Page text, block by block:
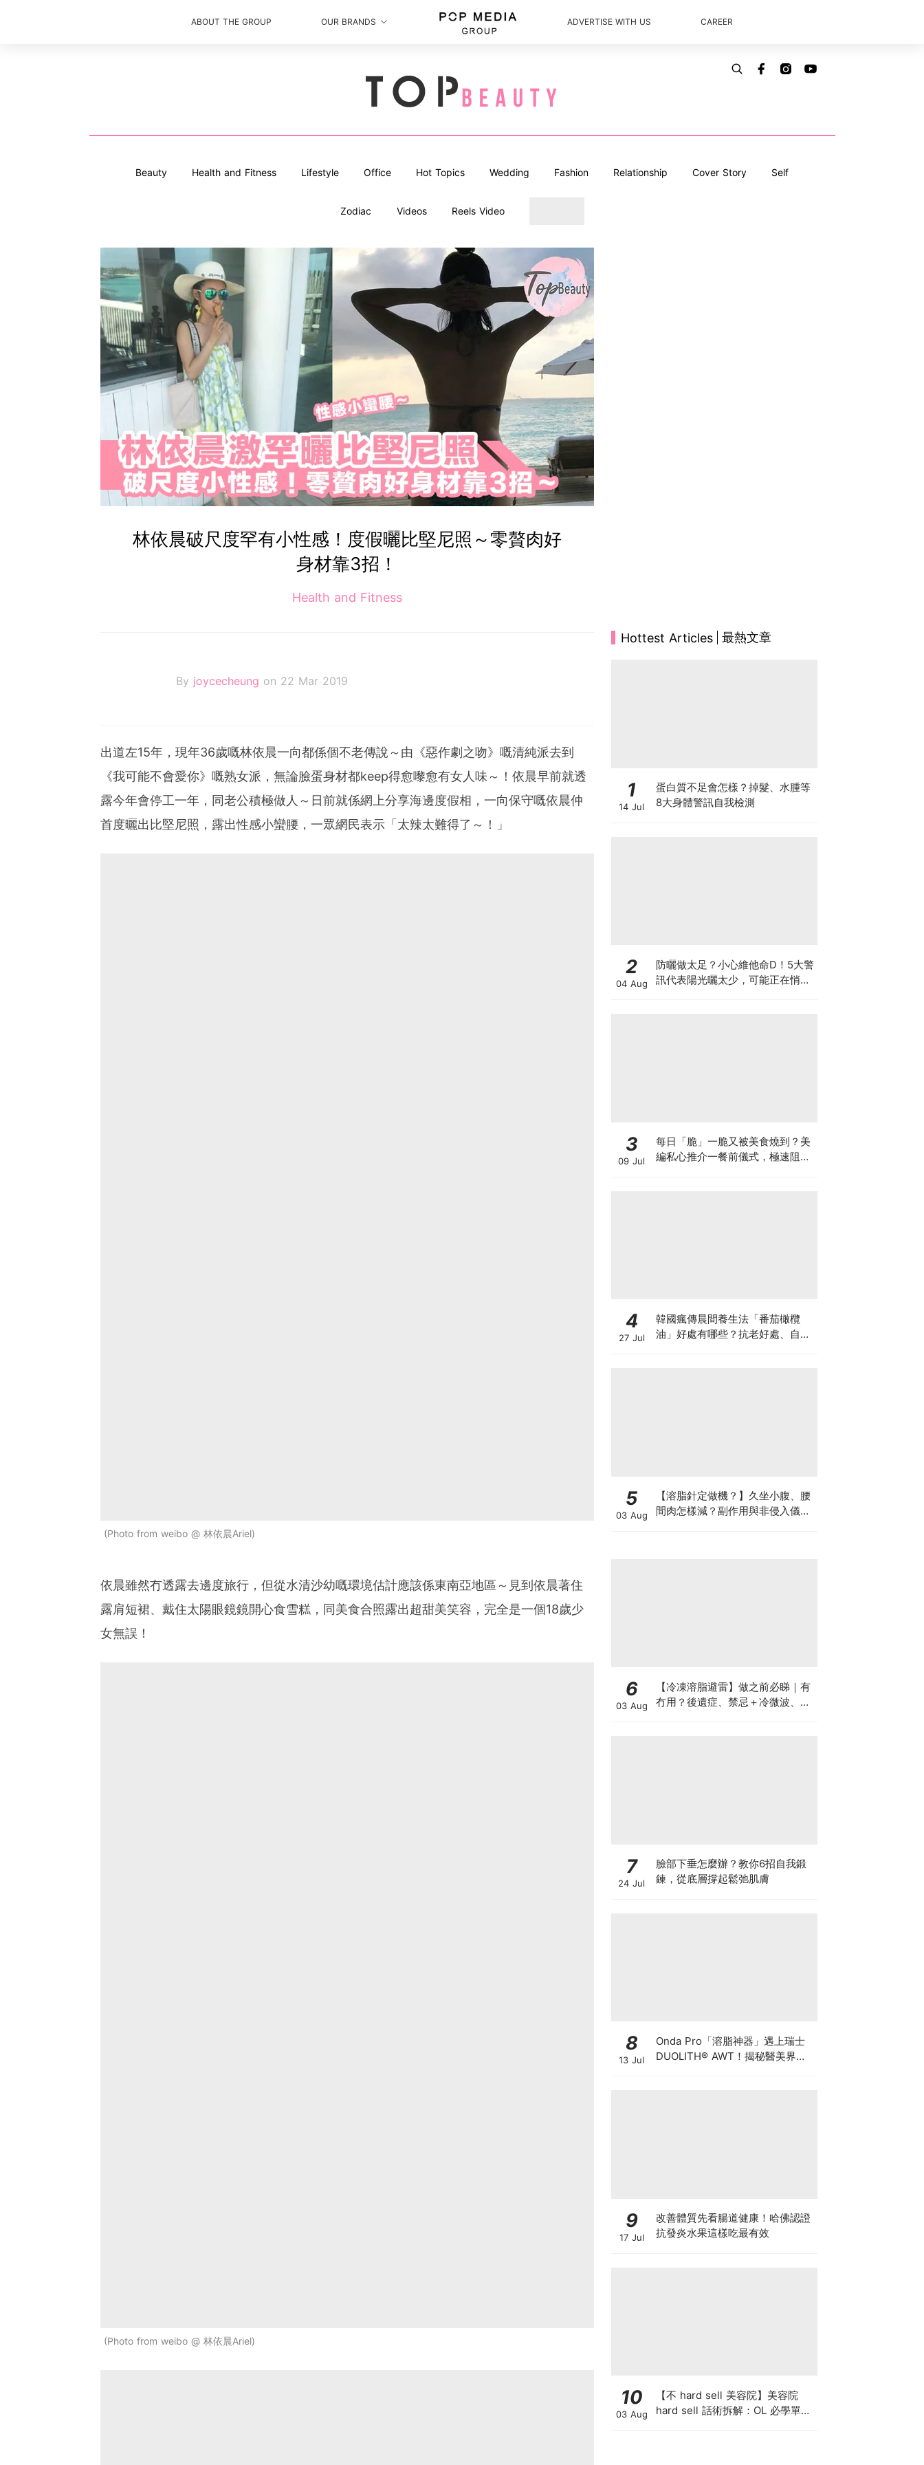
ABOUT THE GROUP OUR BRANDS ADVERTISE WITH US CAREER
Beauty Health and Fitness Lifestyle Office Hot Topics Wedding Fashion Relationship Cover Story Self
Zodiac Videos Reels Video
林依晨破尺度罕有小性感！度假曬比堅尼照～零贅肉好
身材靠3招！
Health and Fitness
By joycecheung on 22 Mar 2019
出道左15年，現年36歲嘅林依晨一向都係個不老傳說～由《惡作劇之吻》嘅清純派去到
《我可能不會愛你》嘅熟女派，無論臉蛋身材都keep得愈嚟愈有女人味～！依晨早前就透
露今年會停工一年，同老公積極做人～日前就係網上分享海邊度假相，一向保守嘅依晨仲
首度曬出比堅尼照，露出性感小蠻腰，一眾網民表示「太辣太難得了～！」
Photo from weibo @ 林依晨Ariel
依晨雖然冇透露去邊度旅行，但從水清沙幼嘅環境估計應該係東南亞地區～見到依晨著住
露肩短裙、戴住太陽眼鏡鏡開心食雪糕，同美食合照露出超甜美笑容，完全是一個18歲少
女無誤！
Photo from weibo @ 林依晨Ariel
Hottest Articles 最熱文章
1
14 Jul
蛋白質不足會怎樣？掉髮、水腫等
8大身體警訊自我檢測
2
04 Aug
防曬做太足？小心維他命D！5大警
訊代表陽光曬太少，可能正在悄悄
3
09 Jul
每日「脆」一脆又被美食燒到？美
編私心推介一餐前儀式，極速阻碳
4
27 Jul
韓國瘋傳晨間養生法「番茄橄欖
油」好處有哪些？抗老好處、自製
5
03 Aug
【溶脂針定做機？】久坐小腹、腰
間肉怎樣減？副作用與非侵入儀器
6
03 Aug
【冷凍溶脂避雷】做之前必睇｜有
冇用？後遺症、禁忌＋冷微波、雙
7
24 Jul
臉部下垂怎麼辦？教你6招自我鍛
鍊，從底層撐起鬆弛肌膚
8
13 Jul
Onda Pro「溶脂神器」遇上瑞士
DUOLITH® AWT！揭秘醫美界悄
9
17 Jul
改善體質先看腸道健康！哈佛認證
抗發炎水果這樣吃最有效
10
03 Aug
【不 hard sell 美容院】美容院
hard sell 話術拆解：OL 必學單次